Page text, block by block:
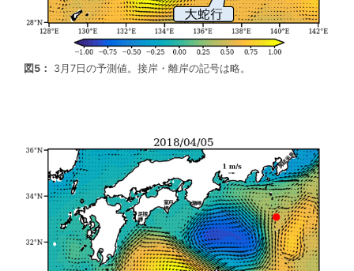
図5： 3月7日の予測値。接岸・離岸の記号は略。